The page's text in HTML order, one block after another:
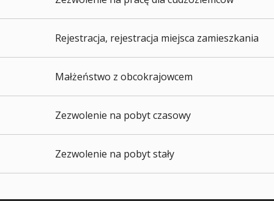
Rejestracja, rejestracja miejsca zamieszkania
Małżeństwo z obcokrajowcem
Zezwolenie na pobyt czasowy
Zezwolenie na pobyt stały